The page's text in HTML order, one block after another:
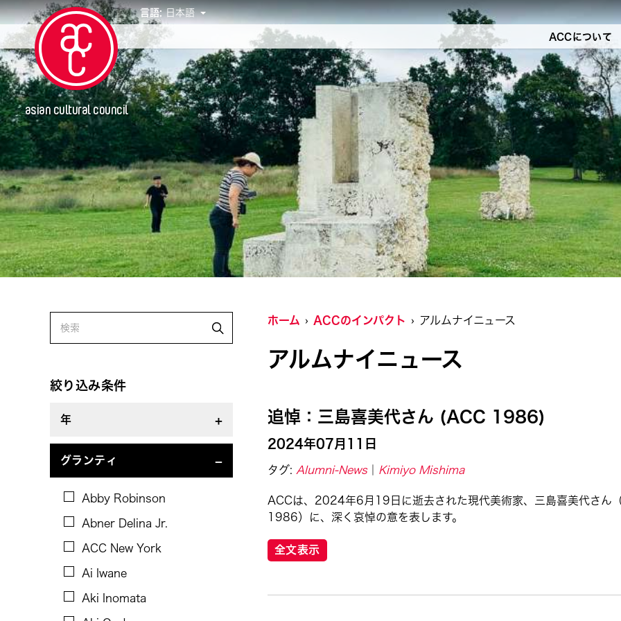
asian cultural council
言語:日本語
ACCについて
イベント
年
2024
グランティ
Abby Robinson
Abner Delina Jr.
ACC New York
Ai Iwane
Alastair Macaulay
Alice Reyes
Ami Yamasaki
絞り込み条件
年
2024
グランティ
Abby Robinson
Abner Delina Jr.
ACC New York
Ai Iwane
Aki Inomata
ホーム ACCのインパクト アルムナイニュース
アルムナイニュース
追悼：三島喜美代さん (ACC 1986)
2024年07月11日
タグ: Alumni-News Kimiyo Mishima
ACCは、2024年6月19日に逝去された現代美術家、三島喜美代さん
1986）に、深く哀悼の意を表します。
全文表示